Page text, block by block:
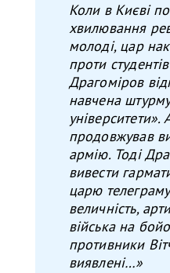
Коли в Києві
хвилювання
молоді, цар
проти
Драгоміров
навчена
університети».
продовжував
армію. Тоді
вивести
царю
величність,
війська на
противники
виявлені…»